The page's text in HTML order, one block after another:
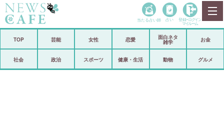
政治
当たる占い師 占い 登録• ログイン
マイルーム
TOP 芸能 女性 恋愛
面白ネタ
雑学
お金
社会 政治 スポーツ 健康・生活 動物 グルメ